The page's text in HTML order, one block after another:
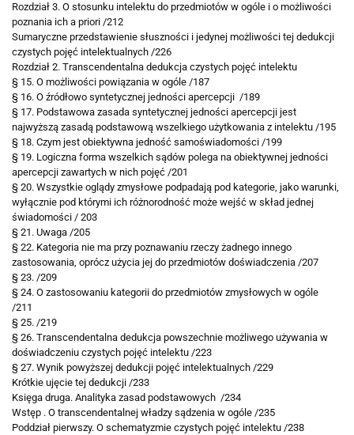
Rozdział 3. O stosunku intelektu do przedmiotów w ogóle i o możliwości
poznania ich a priori /212
Sumaryczne przedstawienie słuszności i jedynej możliwości tej dedukcji
czystych pojęć intelektualnych /226
Rozdział 2. Transcendentalna dedukcja czystych pojęć intelektu
§ 15. O możliwości powiązania w ogóle /187
§ 16. O źródłowo syntetycznej jedności apercepcji /189
§ 17. Podstawowa zasada syntetycznej jedności apercepcji jest
najwyższą zasadą podstawową wszelkiego użytkowania z intelektu /195
§ 18. Czym jest obiektywna jedność samoświadomości /199
§ 19. Logiczna forma wszelkich sądów polega na obiektywnej jedności
apercepcji zawartych w nich pojęć /201
§ 20. Wszystkie oglądy zmysłowe podpadają pod kategorie, jako warunki,
wyłącznie pod którymi ich różnorodność może wejść w skład jednej
świadomości / 203
§ 21. Uwaga /205
§ 22. Kategoria nie ma przy poznawaniu rzeczy żadnego innego
zastosowania, oprócz użycia jej do przedmiotów doświadczenia /207
§ 23. /209
§ 24. O zastosowaniu kategorii do przedmiotów zmysłowych w ogóle
/211
§ 25. /219
§ 26. Transcendentalna dedukcja powszechnie możliwego używania w
doświadczeniu czystych pojęć intelektu /223
§ 27. Wynik powyższej dedukcji pojęć intelektualnych /229
Krótkie ujęcie tej dedukcji /233
Księga druga. Analityka zasad podstawowych /234
Wstęp . O transcendentalnej władzy sądzenia w ogóle /235
Poddział pierwszy. O schematyzmie czystych pojęć intelektu /238